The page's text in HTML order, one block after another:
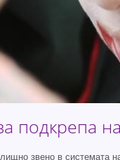
подкрепа
звено в системата